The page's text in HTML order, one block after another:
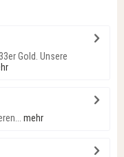
Gold. Unsere
mehr